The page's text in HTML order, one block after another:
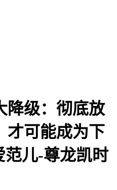
降级：彻底放
才可能成为下
范儿-尊龙凯时